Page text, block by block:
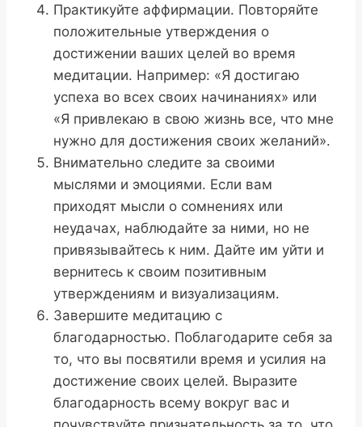
Практикуйте аффирмации. Повторяйте
положительные утверждения о
достижении ваших целей во время
медитации. Например: «Я достигаю
успеха во всех своих начинаниях» или
«Я привлекаю в свою жизнь все, что мне
нужно для достижения своих желаний».
Внимательно следите за своими
мыслями и эмоциями. Если вам
приходят мысли о сомнениях или
неудачах, наблюдайте за ними, но не
привязывайтесь к ним. Дайте им уйти и
вернитесь к своим позитивным
утверждениям и визуализациям.
Завершите медитацию с
благодарностью. Поблагодарите себя за
то, что вы посвятили время и усилия на
достижение своих целей. Выразите
благодарность всему вокруг вас и